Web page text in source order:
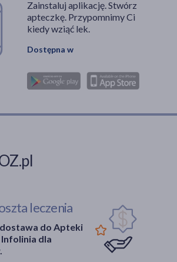
Zainstaluj aplikację. Stwórz
apteczkę. Przypomnimy Ci
kiedy wziąć lek.
Dostępna w
leczenia
do Apteki
Infolinia dla